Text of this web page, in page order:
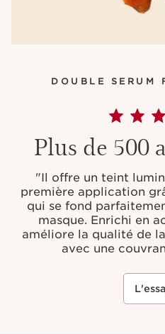
DOUBLE SERUM
Plus de 500
"Il offre un teint
première application
qui se fond
masque. Enrichi en
améliore la qualité de
avec une